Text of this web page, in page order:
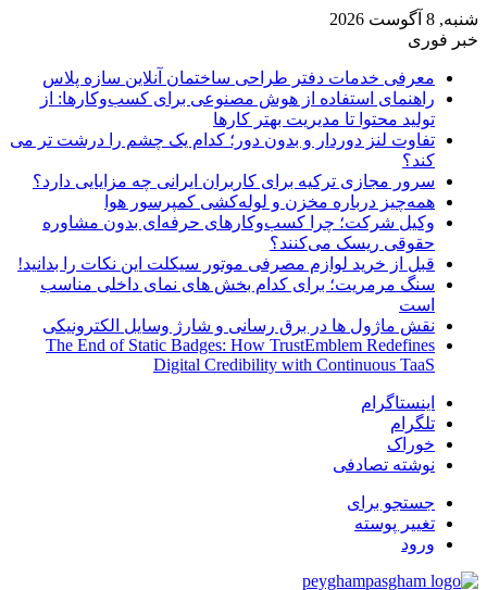
شنبه, 8 آگوست 2026
خبر فوری
معرفی خدمات دفتر طراحی ساختمان آنلاین سازه پلاس
راهنمای استفاده از هوش مصنوعی برای کسب‌وکارها: از
تولید محتوا تا مدیریت بهتر کارها
تفاوت لنز دوردار و بدون دور؛ کدام یک چشم را درشت تر می
کند؟
سرور مجازی ترکیه برای کاربران ایرانی چه مزایایی دارد؟
همه‌چیز درباره مخزن و لوله‌کشی کمپرسور هوا
وکیل شرکت؛ چرا کسب‌وکارهای حرفه‌ای بدون مشاوره
حقوقی ریسک می‌کنند؟
قبل از خرید لوازم مصرفی موتور سیکلت این نکات را بدانید!
سنگ مرمریت؛ برای کدام بخش های نمای داخلی مناسب
است
نقش ماژول ها در برق رسانی و شارژ وسایل الکترونیکی
The End of Static Badges: How TrustEmblem Redefines
Digital Credibility with Continuous TaaS
اینستاگرام
تلگرام
خوراک
نوشته تصادفی
جستجو برای
تغییر پوسته
ورود